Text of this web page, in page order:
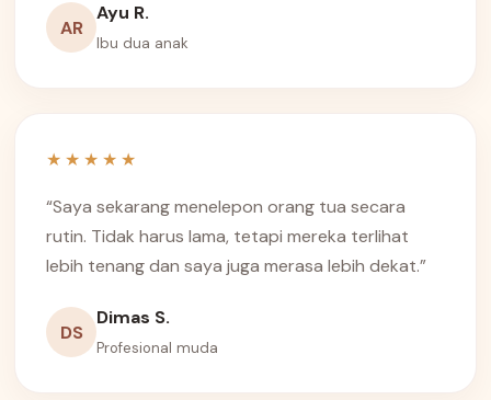
AR
Ayu R.
Ibu dua anak
★★★★★
“Saya sekarang menelepon orang tua secara
rutin. Tidak harus lama, tetapi mereka terlihat
lebih tenang dan saya juga merasa lebih dekat.”
DS
Dimas S.
Profesional muda